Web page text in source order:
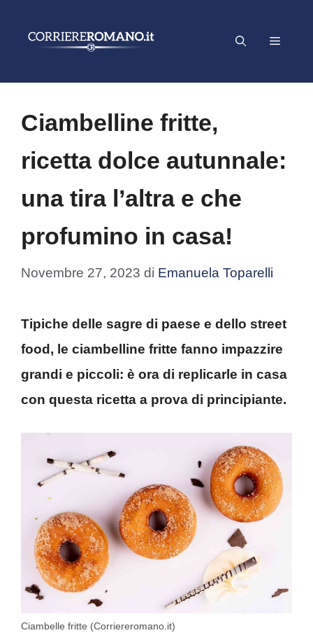
Menu
Ciambelline fritte,
ricetta dolce autunnale:
una tira l’altra e che
profumino in casa!
Novembre 27, 2023 di Emanuela Toparelli
Tipiche delle sagre di paese e dello street
food, le ciambelline fritte fanno impazzire
grandi e piccoli: è ora di replicarle in casa
con questa ricetta a prova di principiante.
Ciambelle fritte (Corriereromano.it)